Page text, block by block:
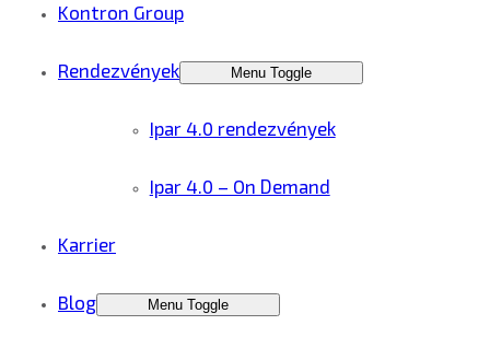
Kontron Group
Rendezvények Menu Toggle
Ipar 4.0 rendezvények
Ipar 4.0 – On Demand
Karrier
Blog Menu Toggle